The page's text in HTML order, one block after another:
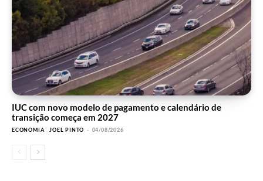
IUC com novo modelo de pagamento e calendário de
transição começa em 2027
ECONOMIA JOEL PINTO - 04/08/2026